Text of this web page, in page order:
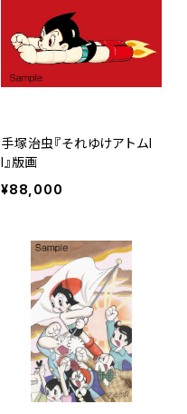
手塚治虫『それゆけアトムI
I』版画
¥88,000